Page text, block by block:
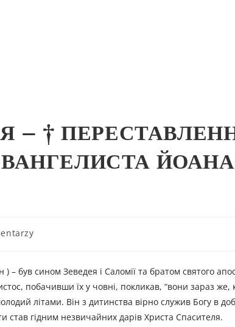
– †
ЙОАНА
побачивши їх у човні, покликав, “вони зараз
літами. Він з дитинства вірно служив Богу в
став гідним незвичайних дарів Христа Спасителя.